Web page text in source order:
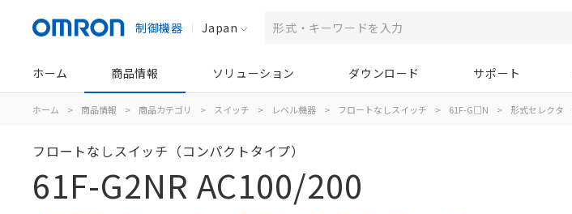
制御機器 Japan
ホーム 商品情報 ソリューション ダウンロード サポート
ホーム > 商品情報 > 商品カテゴリ > スイッチ > レベル機器 > フロートなしスイッチ > 61F-G□N > 形式セレクタ
フロートなしスイッチ（コンパクトタイプ）
61F-G2NR AC100/200